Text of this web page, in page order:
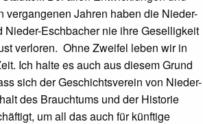
vergangenen Jahren haben die Nieder-
Nieder-Eschbacher nie ihre Geselligkeit
verloren. Ohne Zweifel leben wir in
Ich halte es auch aus diesem Grund
sich der Geschichtsverein von Nieder-
des Brauchtums und der Historie
um all das auch für künftige